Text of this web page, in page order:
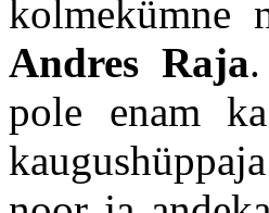
kolmekümne
Andres Raja
pole enam